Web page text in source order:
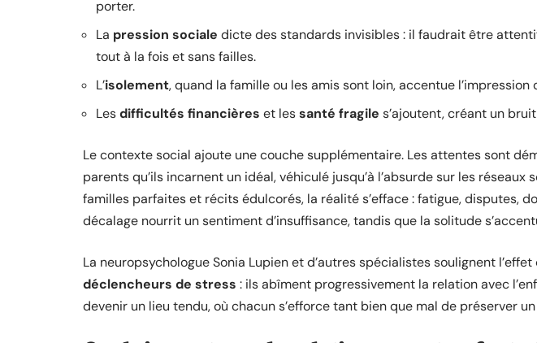
porter.
La pression sociale dicte des standards invisibles : il faudrait être
tout à la fois et sans failles.
L’isolement, quand la famille ou les amis sont loin, accentue
Lesdifficultés financières et lessanté fragile s’ajoutent, créant un
Le contexte social ajoute une couche supplémentaire. Les attentes sont
parents qu’ils incarnent un idéal, véhiculé jusqu’à l’absurde sur les réseaux
familles parfaites et récits édulcorés, la réalité s’efface : fatigue, disputes,
décalage nourrit un sentiment d’insuffisance, tandis que la solitude
La neuropsychologue Sonia Lupien et d’autres spécialistes soulignent
déclencheurs de stress : ils abîment progressivement la relation avec
devenir un lieu tendu, où chacun s’efforce tant bien que mal de préserver